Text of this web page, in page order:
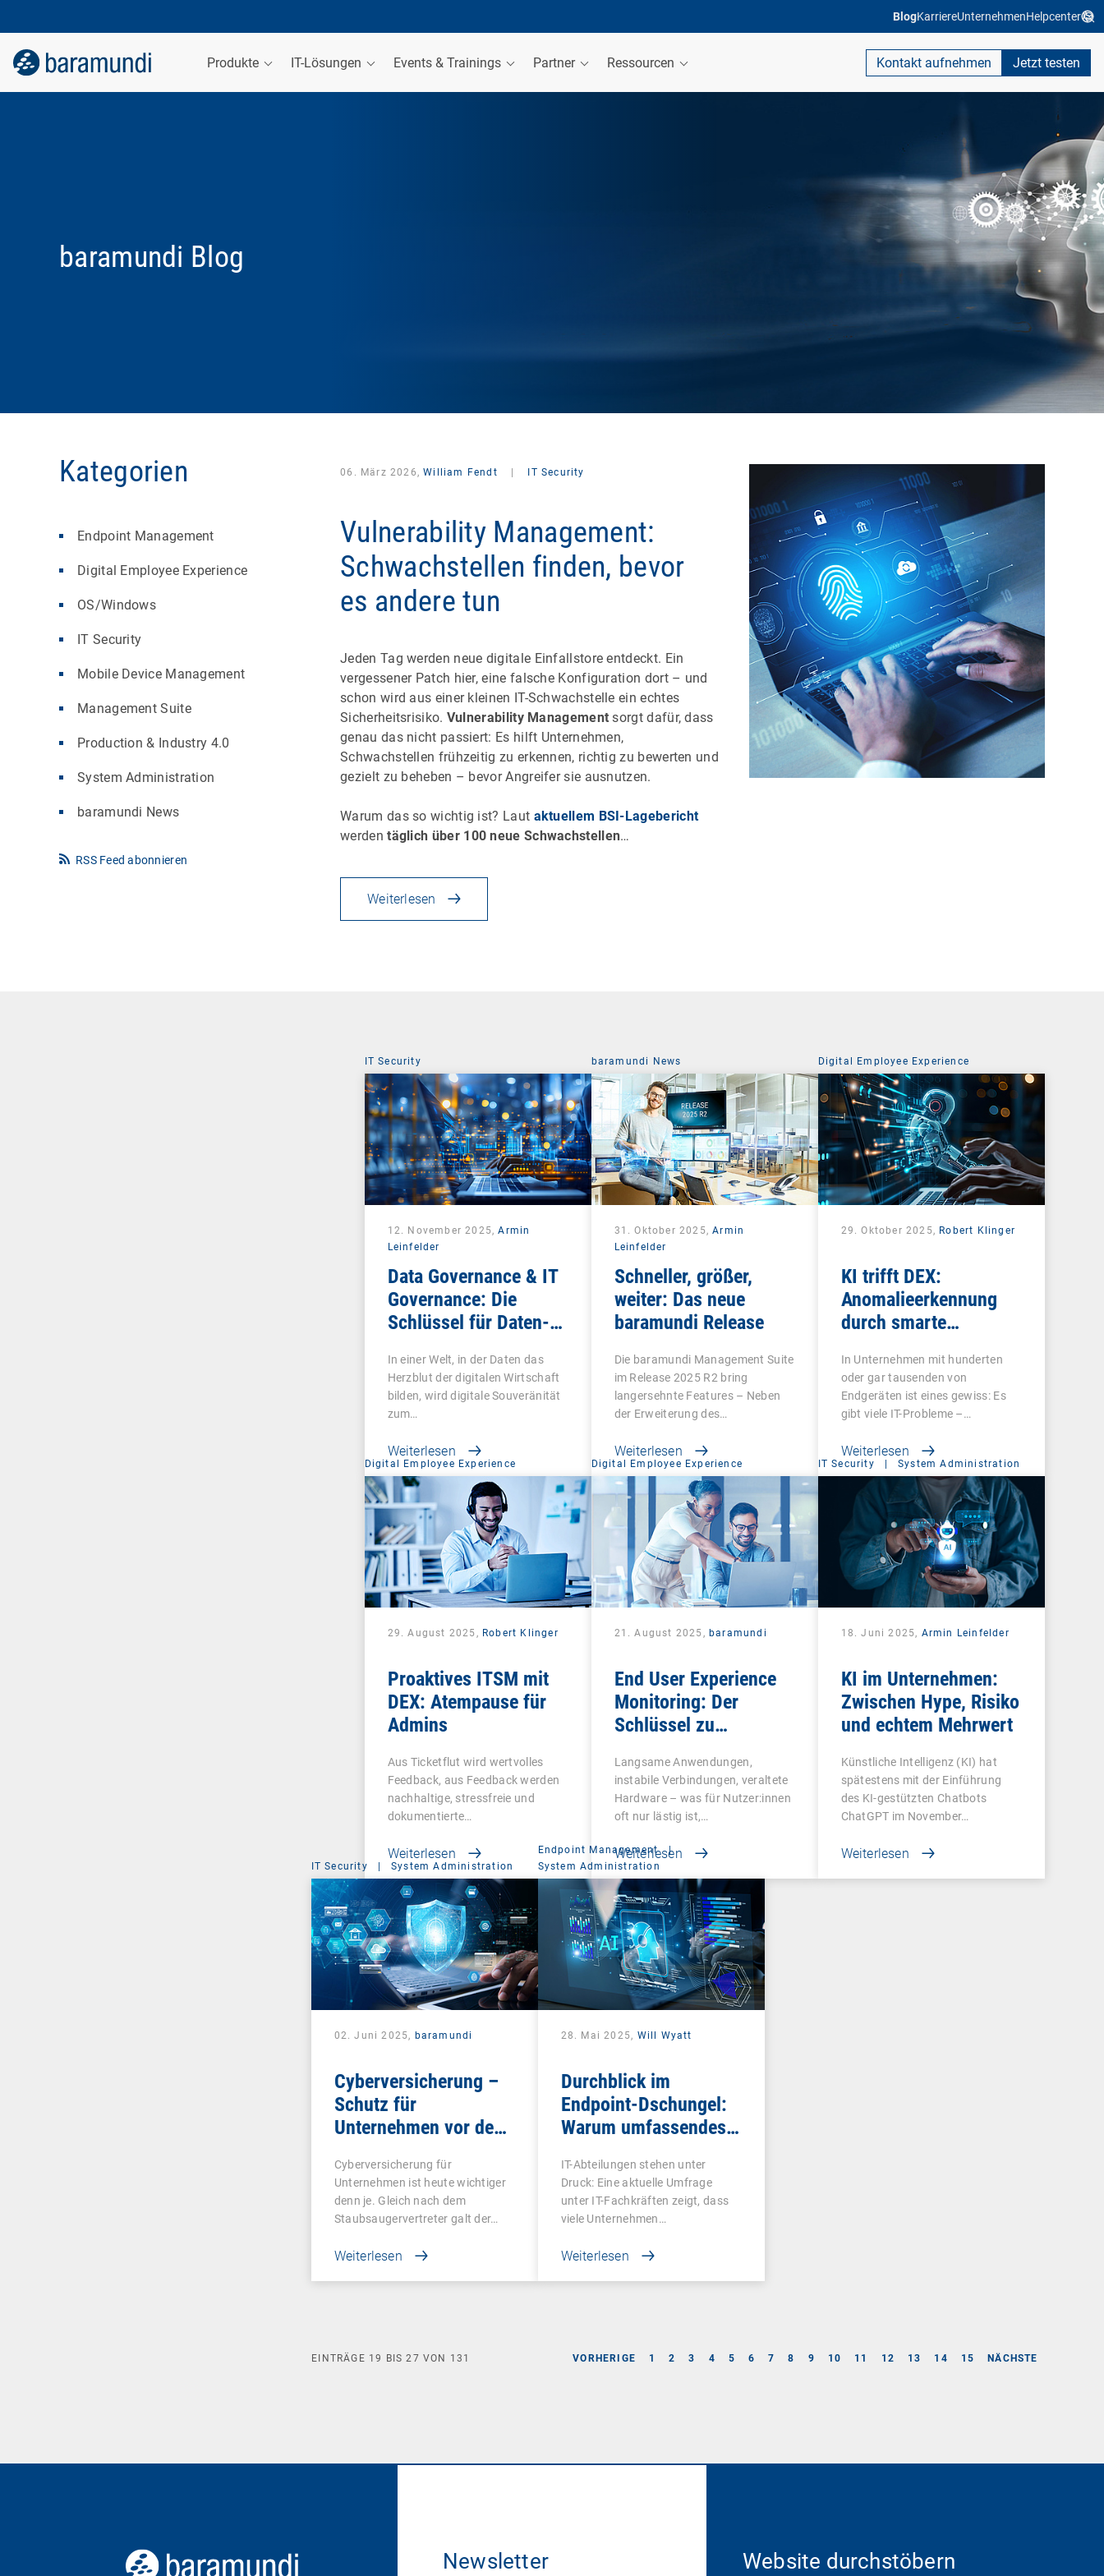
BlogKarriereUnternehmenHelpcenter
Produkte IT-Lösungen Events & Trainings Partner Ressourcen Kontakt aufnehmen Jetzt testen
baramundi Blog
Kategorien
Endpoint Management
Digital Employee Experience
OS/Windows
IT Security
Mobile Device Management
Management Suite
Production & Industry 4.0
System Administration
baramundi News
RSS Feed abonnieren
06. März 2026,William Fendt IT Security
Vulnerability Management:
Schwachstellen finden, bevor
es andere tun
Jeden Tag werden neue digitale Einfallstore entdeckt. Ein
vergessener Patch hier, eine falsche Konfiguration dort – und
schon wird aus einer kleinen IT-Schwachstelle ein echtes
Sicherheitsrisiko. Vulnerability Management sorgt dafür, dass
genau das nicht passiert: Es hilft Unternehmen,
Schwachstellen frühzeitig zu erkennen, richtig zu bewerten und
gezielt zu beheben – bevor Angreifer sie ausnutzen.
Warum das so wichtig ist? Laut aktuellem BSI-Lagebericht
werdentäglich über 100 neue Schwachstellen…
Weiterlesen
IT Security
12. November 2025,Armin
Leinfelder
Data Governance & IT
Governance: Die
Schlüssel für Daten-
Souveränität
In einer Welt, in der Daten das
Herzblut der digitalen Wirtschaft
bilden, wird digitale Souveränität
zum…
Weiterlesen
baramundi News
31. Oktober 2025,Armin
Leinfelder
Schneller, größer,
weiter: Das neue
baramundi Release
Die baramundi Management Suite
im Release 2025 R2 bring
langersehnte Features – Neben
der Erweiterung des…
Weiterlesen
Digital Employee Experience
29. Oktober 2025, Robert Klinger
KI trifft DEX:
Anomalieerkennung
durch smarte
In Unternehmen mit hunderten
oder gar tausenden von
Endgeräten ist eines gewiss: Es
gibt viele IT-Probleme –…
Weiterlesen
Digital Employee Experience
29. August 2025, Robert Klinger
Proaktives ITSM mit
DEX: Atempause für
Admins
Aus Ticketflut wird wertvolles
Feedback, aus Feedback werden
nachhaltige, stressfreie und
dokumentierte…
Weiterlesen
Digital Employee Experience
21. August 2025, baramundi
End User Experience
Monitoring: Der
Schlüssel zu
produktiven
Mitarbeitenden
Langsame Anwendungen,
instabile Verbindungen, veraltete
Hardware – was für Nutzer:innen
oft nur lästig ist,…
Weiterlesen
IT Security | System Administration
18. Juni 2025, Armin Leinfelder
KI im Unternehmen:
Zwischen Hype, Risiko
und echtem Mehrwert
Künstliche Intelligenz (KI) hat
spätestens mit der Einführung
des KI-gestützten Chatbots
ChatGPT im November…
Weiterlesen
IT Security | System Administration
02. Juni 2025, baramundi
Cyberversicherung –
Schutz für
Unternehmen vor dem
Cyberversicherung für
Unternehmen ist heute wichtiger
denn je. Gleich nach dem
Staubsaugervertreter galt der…
Weiterlesen
Endpoint Management
|
System Administration
28. Mai 2025, Will Wyatt
Durchblick im
Endpoint-Dschungel:
Warum umfassendes
ist denn je
IT-Abteilungen stehen unter
Druck: Eine aktuelle Umfrage
unter IT-Fachkräften zeigt, dass
viele Unternehmen…
Weiterlesen
VORHERIGE 1 2 3 4 5 6 7 8 9 10 11 12 13 14 15 NÄCHSTE
EINTRÄGE 19 BIS27 VON 131
Newsletter Website durchstöbern